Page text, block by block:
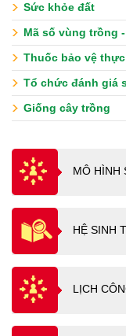
Sức khỏe đất
Mã số vùng trồng
Thuốc bảo vệ
Tổ chức đánh giá
Giống cây trồng
MÔ HÌNH
HỆ SINH
LỊCH